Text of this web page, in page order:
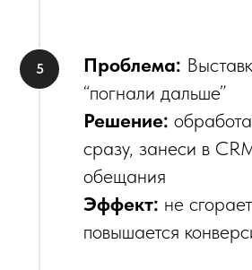
Проблема:
“погнали дальше”
Решение:
сразу, занеси в
обещания
Эффект: не
повышается